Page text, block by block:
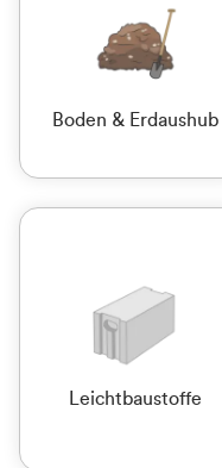
Boden & Erdaushub
Leichtbaustoffe